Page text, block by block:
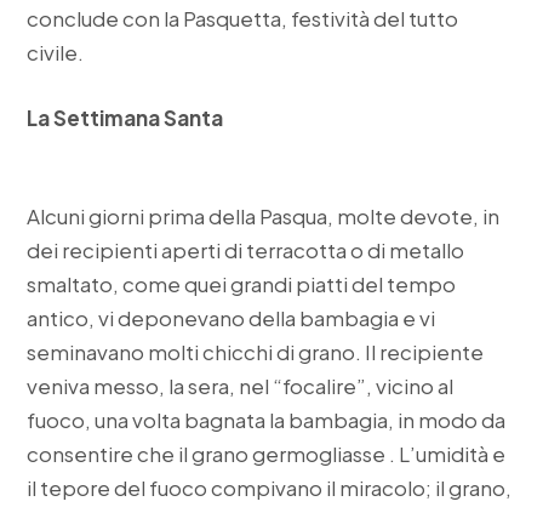
conclude con la Pasquetta, festività del tutto
civile.
La Settimana Santa
Alcuni giorni prima della Pasqua, molte devote, in
dei recipienti aperti di terracotta o di metallo
smaltato, come quei grandi piatti del tempo
antico, vi deponevano della bambagia e vi
seminavano molti chicchi di grano. Il recipiente
veniva messo, la sera, nel “focalire”, vicino al
fuoco, una volta bagnata la bambagia, in modo da
consentire che il grano germogliasse . L’umidità e
il tepore del fuoco compivano il miracolo; il grano,